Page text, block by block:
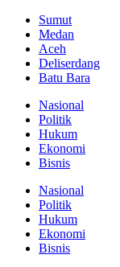
Sumut
Medan
Aceh
Deliserdang
Batu Bara
Nasional
Politik
Hukum
Ekonomi
Bisnis
Nasional
Politik
Hukum
Ekonomi
Bisnis